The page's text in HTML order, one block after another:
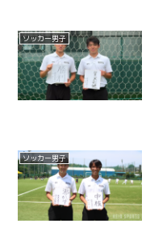
ソッカー男子
ソッカー男子